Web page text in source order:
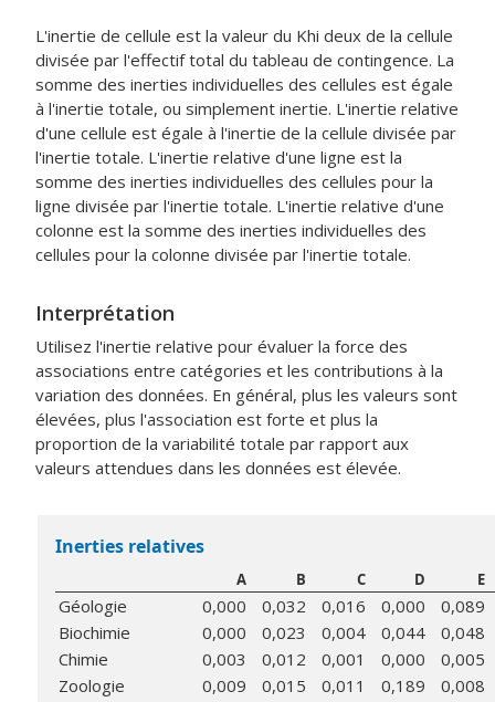
L'inertie de cellule est la valeur du Khi deux de la cellule
divisée par l'effectif total du tableau de contingence. La
somme des inerties individuelles des cellules est égale
à l'inertie totale, ou simplement inertie. L'inertie relative
d'une cellule est égale à l'inertie de la cellule divisée par
l'inertie totale. L'inertie relative d'une ligne est la
somme des inerties individuelles des cellules pour la
ligne divisée par l'inertie totale. L'inertie relative d'une
colonne est la somme des inerties individuelles des
cellules pour la colonne divisée par l'inertie totale.
Interprétation
Utilisez l'inertie relative pour évaluer la force des
associations entre catégories et les contributions à la
variation des données. En général, plus les valeurs sont
élevées, plus l'association est forte et plus la
proportion de la variabilité totale par rapport aux
valeurs attendues dans les données est élevée.
Inerties relatives
A B C D E
Géologie 0,000 0,032 0,016 0,000
0,089
Biochimie
0,000 0,023 0,004 0,044
0,048
Chimie
0,003 0,012 0,001 0,000
0,005
Zoologie
0,009 0,015 0,011 0,189
0,008